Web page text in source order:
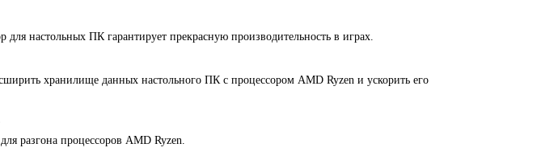
настольных ПК гарантирует прекрасную производительность в играх.
хранилище данных настольного ПК с процессором AMD Ryzen и ускорить его
разгона процессоров AMD Ryzen.